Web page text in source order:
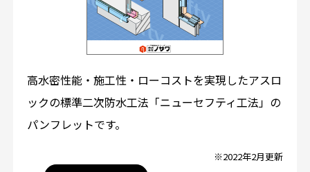
高水密性能・施工性・ローコストを実現したアスロ
ックの標準二次防水工法「ニューセフティ工法」の
パンフレットです。
※2022年2月更新